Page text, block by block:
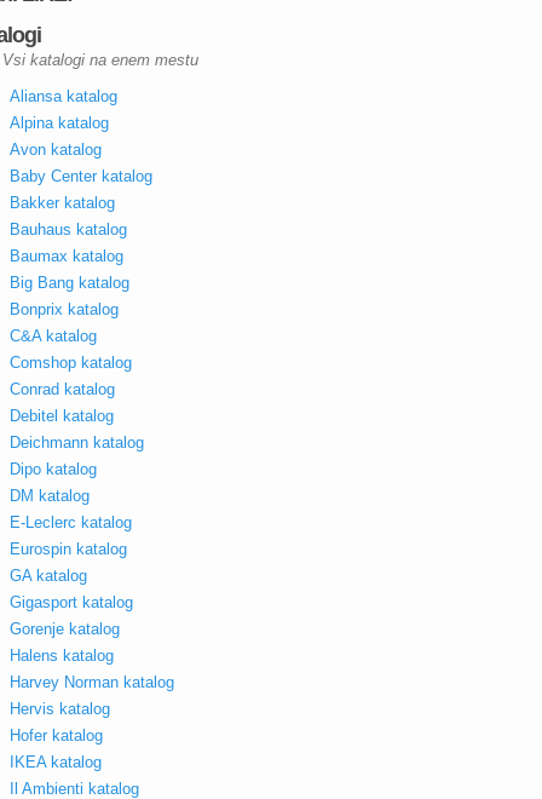
Vsi katalogi na enem mestu
Aliansa katalog
Alpina katalog
Avon katalog
Baby Center katalog
Bakker katalog
Bauhaus katalog
Baumax katalog
Big Bang katalog
Bonprix katalog
C&A katalog
Comshop katalog
Conrad katalog
Debitel katalog
Deichmann katalog
Dipo katalog
DM katalog
E-Leclerc katalog
Eurospin katalog
GA katalog
Gigasport katalog
Gorenje katalog
Halens katalog
Harvey Norman katalog
Hervis katalog
Hofer katalog
IKEA katalog
Il Ambienti katalog